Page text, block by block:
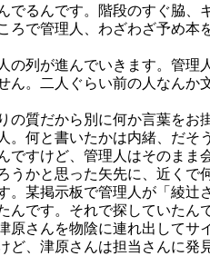
るんです。階段のすぐ脇、
ろで管理人、わざわざ予め
列が進んでいきます。管理
ん。二人ぐらい前の人なん
質だから別に何か言葉をお
何と書いたかは内緒、だ
すけど、管理人はそのまま
うかと思った矢先に、近く
。某掲示板で管理人が「綾辻
んです。それで探していた
さんを物陰に連れ出してサ
、津原さんは担当さんに